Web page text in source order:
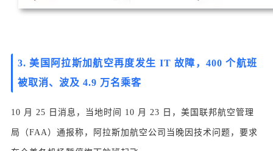
3. 美国阿拉斯加航空再度发生 IT 故障，400 个航班
被取消、波及 4.9 万名乘客
10 月 25 日消息，当地时间 10 月 23 日，美国联邦航空管理
局（FAA）通报称，阿拉斯加航空公司当晚因技术问题，要求